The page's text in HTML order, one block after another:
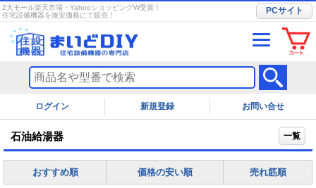
2大モール楽天市場・YahooショッピングW受賞！
住宅設備機器を激安価格にて販売！
PCサイト
ログイン お問い合せ
石油給湯器 一覧
おすすめ順 価格の安い順 売れ筋順